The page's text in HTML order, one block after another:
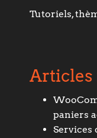
Tutoriels,
Articles
paniers
Services